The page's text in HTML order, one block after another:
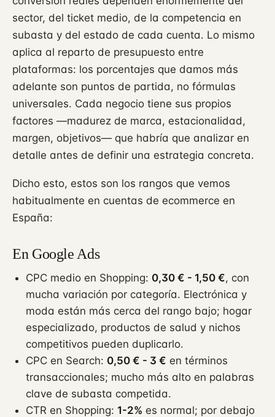
sector, del ticket medio, de la competencia en
subasta y del estado de cada cuenta. Lo mismo
aplica al reparto de presupuesto entre
plataformas: los porcentajes que damos más
adelante son puntos de partida, no fórmulas
universales. Cada negocio tiene sus propios
factores —madurez de marca, estacionalidad,
margen, objetivos— que habría que analizar en
detalle antes de definir una estrategia concreta.
Dicho esto, estos son los rangos que vemos
habitualmente en cuentas de ecommerce en
España:
En Google Ads
CPC medio en Shopping: 0,30 € - 1,50 €, con
mucha variación por categoría. Electrónica y
moda están más cerca del rango bajo; hogar
especializado, productos de salud y nichos
competitivos pueden duplicarlo.
CPC en Search: 0,50 € - 3 € en términos
transaccionales; mucho más alto en palabras
clave de subasta competida.
CTR en Shopping: 1-2% es normal; por debajo